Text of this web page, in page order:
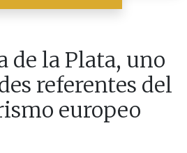
de la Plata, uno
referentes del
europeo